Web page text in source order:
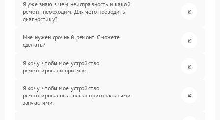
Я уже знаю в чем неисправность и какой
ремонт необходим. Для чего проводить
диагностику?
Мне нужен срочный ремонт. Сможете
сделать?
Я хочу, чтобы мое устройство
ремонтировали при мне.
Я хочу, чтобы мое устройство
ремонтировалось только оригинальными
запчастями.